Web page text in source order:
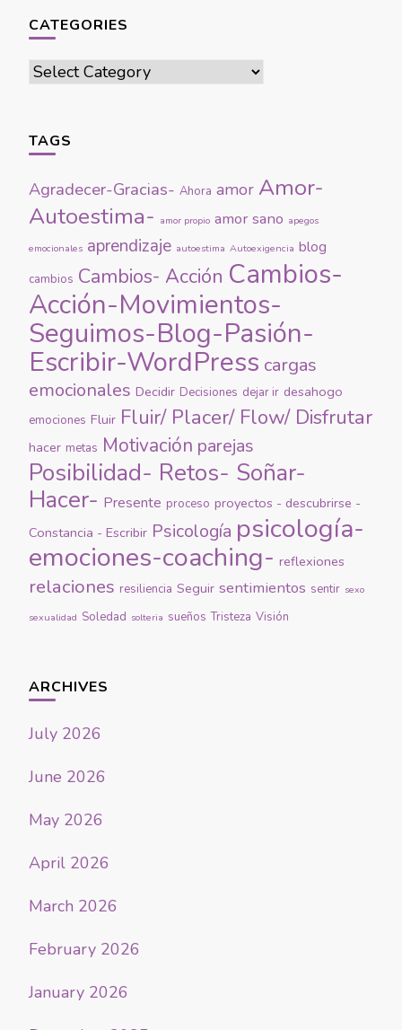
CATEGORIES
Categories
TAGS
Agradecer-Gracias- Ahora amor Amor-
Autoestima- amor propio amor sano apegos
emocionales aprendizaje autoestima Autoexigencia blog
cambios Cambios- Acción Cambios-
Acción-Movimientos-
Seguimos-Blog-Pasión-
Escribir-WordPress cargas
emocionales Decidir Decisiones dejar ir desahogo
emociones Fluir Fluir/ Placer/ Flow/ Disfrutar
hacer metas Motivación parejas
Posibilidad- Retos- Soñar-
Hacer- Presente proceso proyectos - descubrirse -
Constancia - Escribir Psicología psicología-
emociones-coaching- reflexiones
relaciones resiliencia Seguir sentimientos sentir sexo
sexualidad Soledad solteria sueños Tristeza Visión
ARCHIVES
July 2026
June 2026
May 2026
April 2026
March 2026
February 2026
January 2026